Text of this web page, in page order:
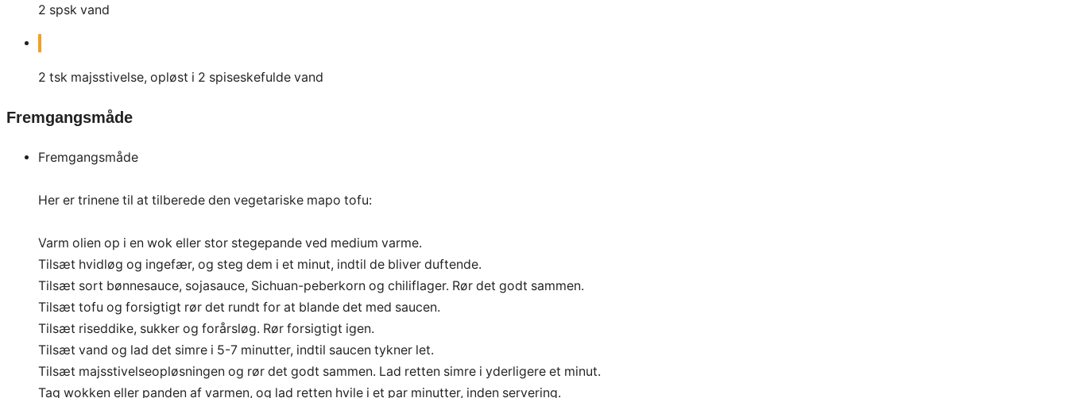
2 spsk vand
2 tsk majsstivelse, opløst i 2 spiseskefulde vand
Fremgangsmåde
Fremgangsmåde
Her er trinene til at tilberede den vegetariske mapo tofu:
Varm olien op i en wok eller stor stegepande ved medium varme.
Tilsæt hvidløg og ingefær, og steg dem i et minut, indtil de bliver duftende.
Tilsæt sort bønnesauce, sojasauce, Sichuan-peberkorn og chiliflager. Rør det godt sammen.
Tilsæt tofu og forsigtigt rør det rundt for at blande det med saucen.
Tilsæt riseddike, sukker og forårsløg. Rør forsigtigt igen.
Tilsæt vand og lad det simre i 5-7 minutter, indtil saucen tykner let.
Tilsæt majsstivelseopløsningen og rør det godt sammen. Lad retten simre i yderligere et minut.
Tag wokken eller panden af varmen, og lad retten hvile i et par minutter, inden servering.